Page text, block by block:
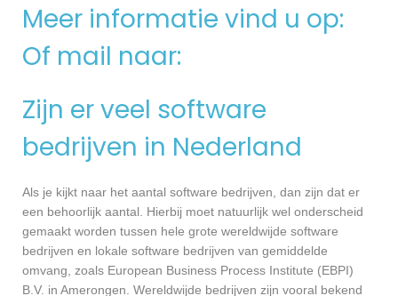
Meer informatie vind u op:
Of mail naar:
Zijn er veel software
bedrijven in Nederland
Als je kijkt naar het aantal software bedrijven, dan zijn dat er
een behoorlijk aantal. Hierbij moet natuurlijk wel onderscheid
gemaakt worden tussen hele grote wereldwijde software
bedrijven en lokale software bedrijven van gemiddelde
omvang, zoals European Business Process Institute (EBPI)
B.V. in Amerongen. Wereldwijde bedrijven zijn vooral bekend